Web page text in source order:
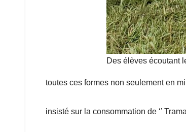
Des élèves écoutant
toutes ces formes non seulement en
insisté sur la consommation de ‘’